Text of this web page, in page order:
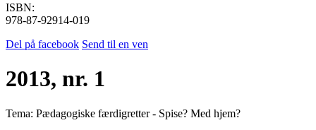
ISBN:
978-87-92914-019
Del på facebook Send til en ven
2013, nr. 1
Tema: Pædagogiske færdigretter - Spise? Med hjem?